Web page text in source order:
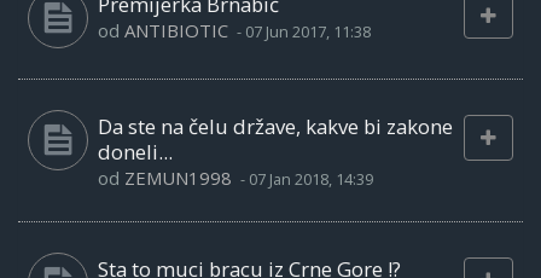
od ANTIBIOTIC - 07 Jun 2017, 11:38
Da ste na čelu države, kakve bi zakone
doneli...
od ZEMUN1998 - 07 Jan 2018, 14:39
Sta to muci bracu iz Crne Gore !?